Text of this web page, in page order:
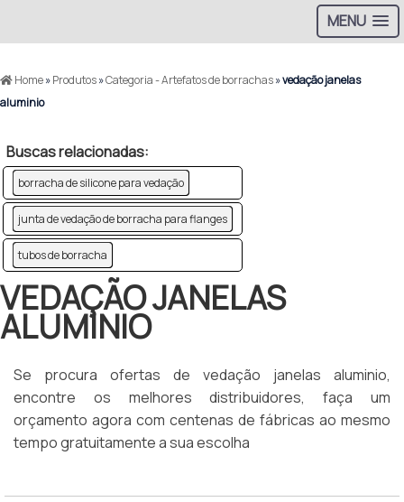
MENU
Home»Produtos»Categoria - Artefatos de borrachas»vedação janelas
aluminio
Buscas relacionadas:
borracha de silicone para vedação
junta de vedação de borracha para flanges
tubos de borracha
VEDAÇÃO JANELAS
ALUMINIO
Se procura ofertas de vedação janelas aluminio,
encontre os melhores distribuidores, faça um
orçamento agora com centenas de fábricas ao mesmo
tempo gratuitamente a sua escolha